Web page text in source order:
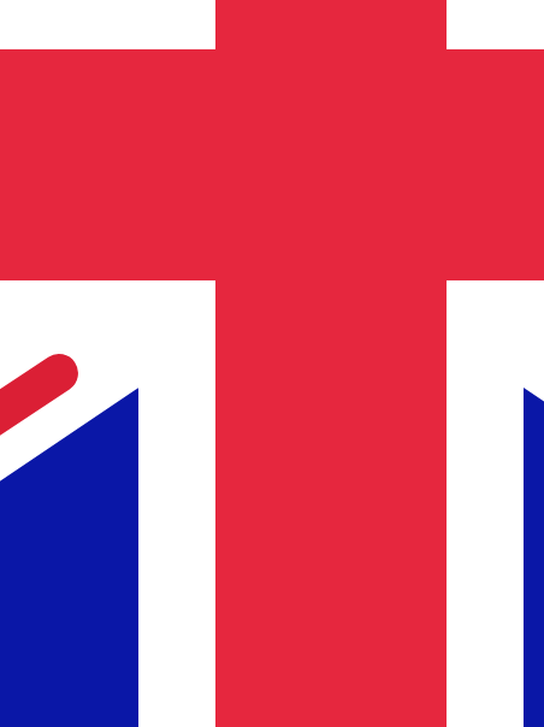
en toda África.
de cambio de Chelín ugandés más popular es de UGX
de cambio de Libra esterlina más popular es de GBP